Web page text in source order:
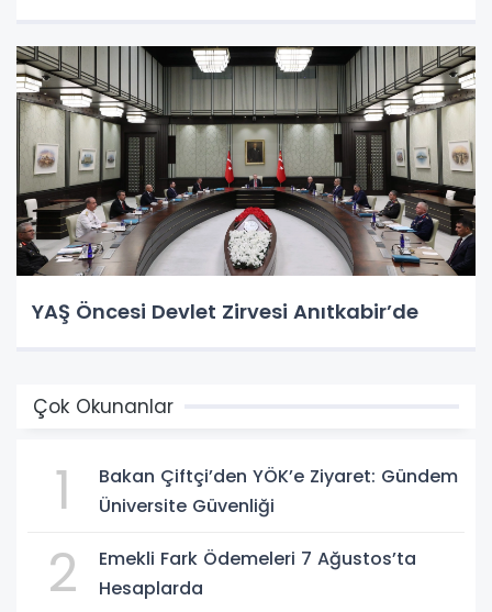
YAŞ Öncesi Devlet Zirvesi Anıtkabir’de
Çok Okunanlar
1
Bakan Çiftçi’den YÖK’e Ziyaret: Gündem
Üniversite Güvenliği
2
Emekli Fark Ödemeleri 7 Ağustos’ta
Hesaplarda